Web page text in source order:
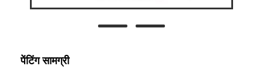
पेंटिंग सामग्री